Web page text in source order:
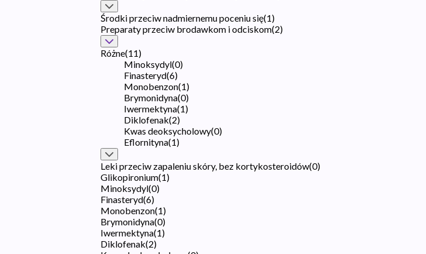
Środki przeciw nadmiernemu poceniu się(1)
Preparaty przeciw brodawkom i odciskom(2)
Różne(11)
Minoksydyl(0)
Finasteryd(6)
Monobenzon(1)
Brymonidyna(0)
Iwermektyna(1)
Diklofenak(2)
Kwas deoksycholowy(0)
Eflornityna(1)
Leki przeciw zapaleniu skóry, bez kortykosteroidów(0)
Glikopironium(1)
Minoksydyl(0)
Finasteryd(6)
Monobenzon(1)
Brymonidyna(0)
Iwermektyna(1)
Diklofenak(2)